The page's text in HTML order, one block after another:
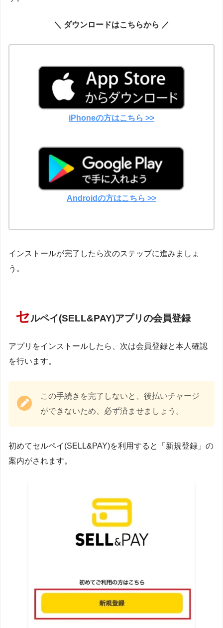
＼ ダウンロードはこちらから ／
iPhoneの方はこちら >>
Androidの方はこちら >>
インストールが完了したら次のステップに進みましょ
う。
セルペイ(SELL&PAY)アプリの会員登録
アプリをインストールしたら、次は会員登録と本人確認
を行います。
この手続きを完了しないと、後払いチャージ
ができないため、必ず済ませましょう。
初めてセルペイ(SELL&PAY)を利用すると「新規登録」の
案内がされます。